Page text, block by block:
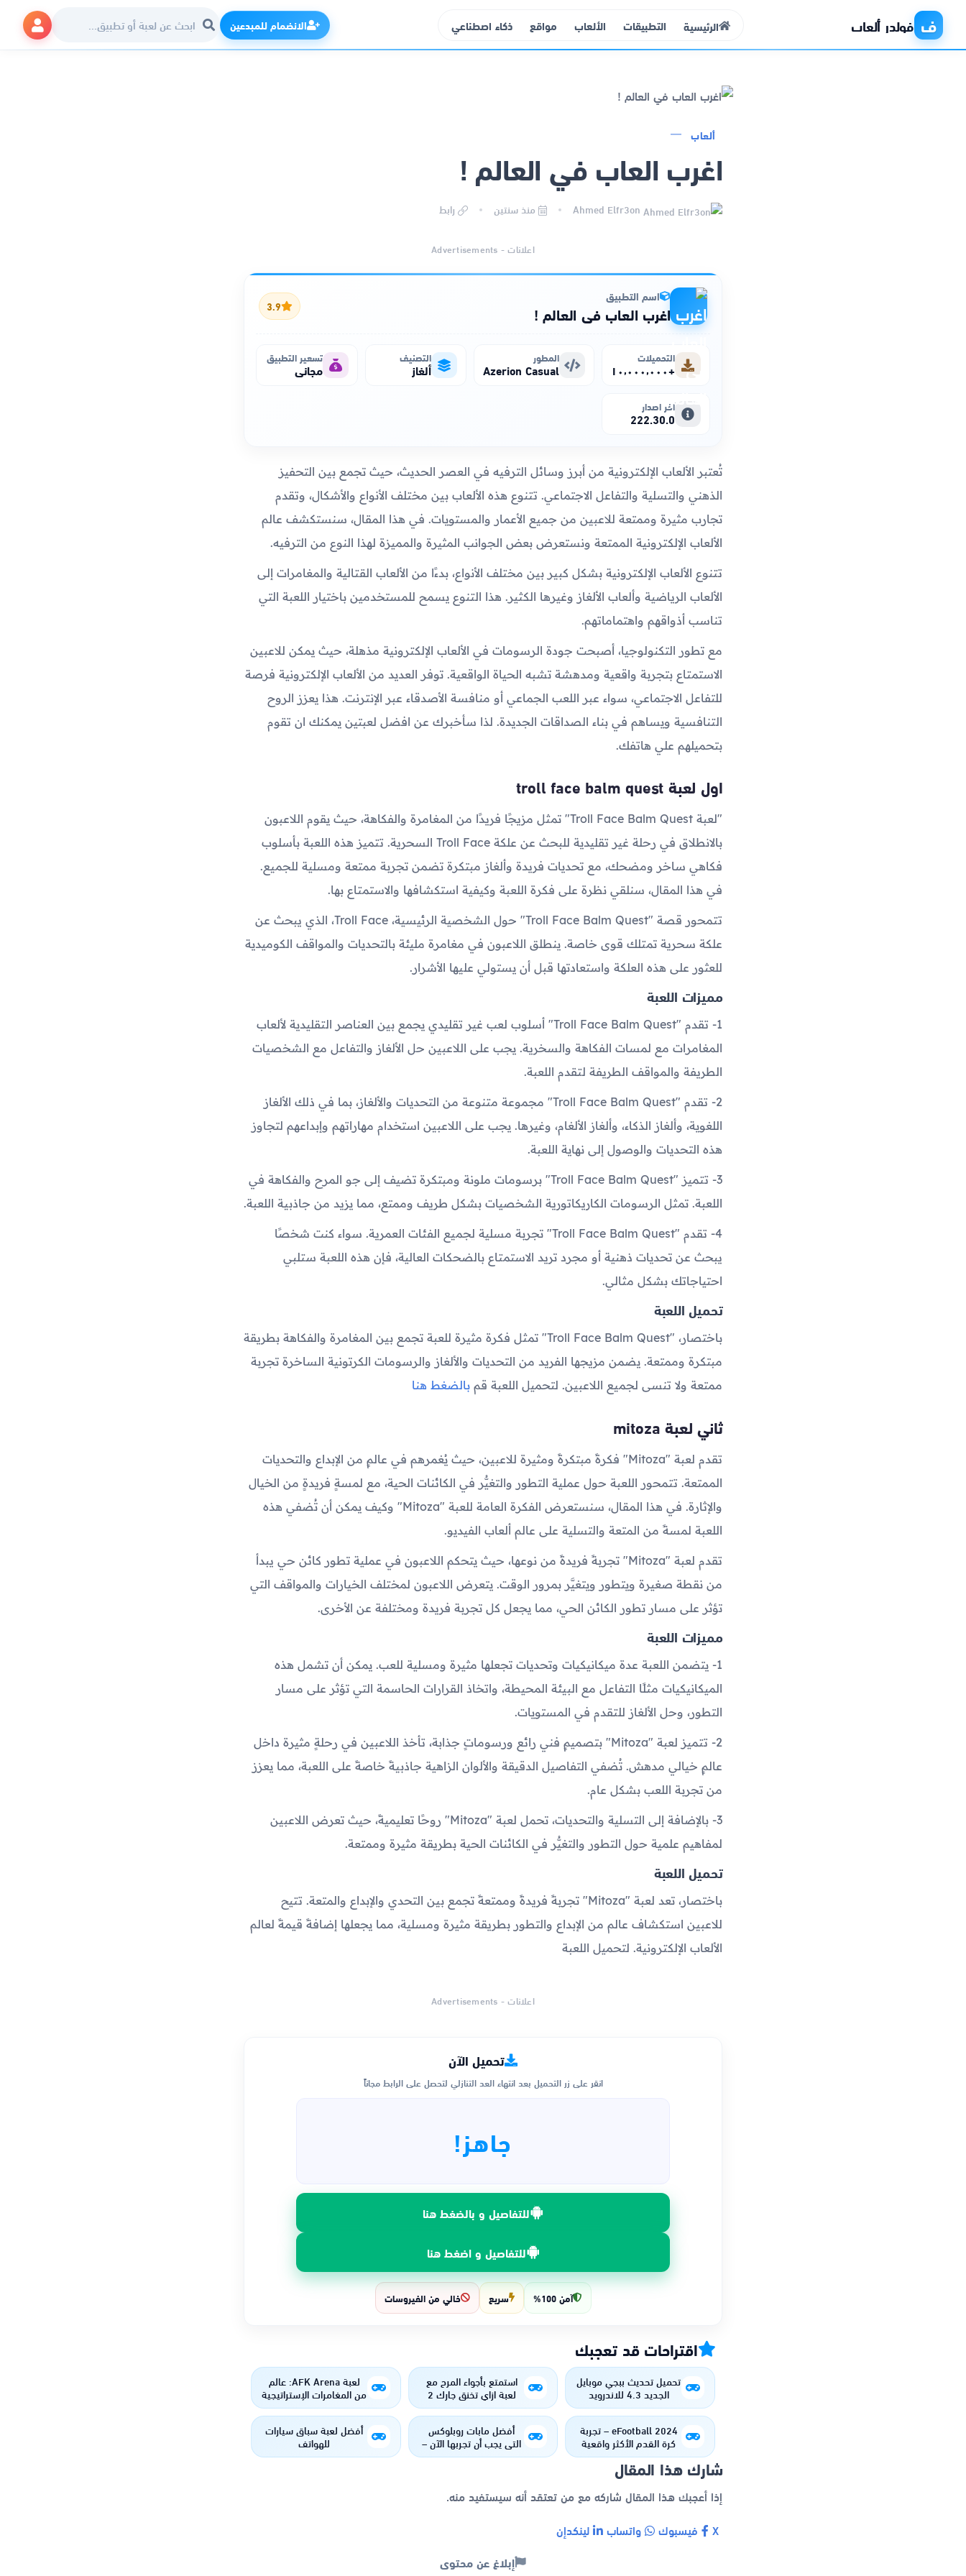
ف فولدر ألعاب الرئيسية التطبيقات الألعاب مواقع ذكاء اصطناعي الانضمام للمبدعين
ألعاب
اغرب العاب في العالم !
منذ سنتين رابط
اعلانات - Advertisements
اسم التطبيق
اغرب العاب في العالم ! 3.9
التحميلات
+١٠٬٠٠٠٬٠٠٠
المطور
Azerion Casual
التصنيف
ألغاز
تسعير التطبيق
مجاني
آخر اصدار
222.30.0
تُعتبر الألعاب الإلكترونية من أبرز وسائل الترفيه في العصر الحديث، حيث تجمع بين التحفيز
الذهني والتسلية والتفاعل الاجتماعي. تتنوع هذه الألعاب بين مختلف الأنواع والأشكال، وتقدم
تجارب مثيرة وممتعة للاعبين من جميع الأعمار والمستويات. في هذا المقال، سنستكشف عالم
الألعاب الإلكترونية الممتعة ونستعرض بعض الجوانب المثيرة والمميزة لهذا النوع من الترفيه.
تتنوع الألعاب الإلكترونية بشكل كبير بين مختلف الأنواع، بدءًا من الألعاب القتالية والمغامرات إلى
الألعاب الرياضية وألعاب الألغاز وغيرها الكثير. هذا التنوع يسمح للمستخدمين باختيار اللعبة التي
تناسب أذواقهم واهتماماتهم.
مع تطور التكنولوجيا، أصبحت جودة الرسومات في الألعاب الإلكترونية مذهلة، حيث يمكن للاعبين
الاستمتاع بتجربة واقعية ومدهشة تشبه الحياة الواقعية. توفر العديد من الألعاب الإلكترونية فرصة
للتفاعل الاجتماعي، سواء عبر اللعب الجماعي أو منافسة الأصدقاء عبر الإنترنت. هذا يعزز الروح
التنافسية ويساهم في بناء الصداقات الجديدة. لذا سأخبرك عن افضل لعبتين يمكنك ان تقوم
بتحميلهم علي هاتفك.
اول لعبة troll face balm quest
"لعبة Troll Face Balm Quest" تمثل مزيجًا فريدًا من المغامرة والفكاهة، حيث يقوم اللاعبون
بالانطلاق في رحلة غير تقليدية للبحث عن علكة Troll Face السحرية. تتميز هذه اللعبة بأسلوب
فكاهي ساخر ومضحك، مع تحديات فريدة وألغاز مبتكرة تضمن تجربة ممتعة ومسلية للجميع.
في هذا المقال، سنلقي نظرة على فكرة اللعبة وكيفية استكشافها والاستمتاع بها.
تتمحور قصة "Troll Face Balm Quest" حول الشخصية الرئيسية، Troll Face، الذي يبحث عن
علكة سحرية تمتلك قوى خاصة. ينطلق اللاعبون في مغامرة مليئة بالتحديات والمواقف الكوميدية
للعثور على هذه العلكة واستعادتها قبل أن يستولي عليها الأشرار.
مميزات اللعبة
1- تقدم "Troll Face Balm Quest" أسلوب لعب غير تقليدي يجمع بين العناصر التقليدية لألعاب
المغامرات مع لمسات الفكاهة والسخرية. يجب على اللاعبين حل الألغاز والتفاعل مع الشخصيات
الطريفة والمواقف الطريفة لتقدم اللعبة.
2- تقدم "Troll Face Balm Quest" مجموعة متنوعة من التحديات والألغاز، بما في ذلك الألغاز
اللغوية، وألغاز الذكاء، وألغاز الألغام، وغيرها. يجب على اللاعبين استخدام مهاراتهم وإبداعهم لتجاوز
هذه التحديات والوصول إلى نهاية اللعبة.
3- تتميز "Troll Face Balm Quest" برسومات ملونة ومبتكرة تضيف إلى جو المرح والفكاهة في
اللعبة. تمثل الرسومات الكاريكاتورية الشخصيات بشكل طريف وممتع، مما يزيد من جاذبية اللعبة.
4- تقدم "Troll Face Balm Quest" تجربة مسلية لجميع الفئات العمرية. سواء كنت شخصًا
يبحث عن تحديات ذهنية أو مجرد تريد الاستمتاع بالضحكات العالية، فإن هذه اللعبة ستلبي
احتياجاتك بشكل مثالي.
تحميل اللعبة
باختصار، "Troll Face Balm Quest" تمثل فكرة مثيرة للعبة تجمع بين المغامرة والفكاهة بطريقة
مبتكرة وممتعة. يضمن مزيجها الفريد من التحديات والألغاز والرسومات الكرتونية الساخرة تجربة
ممتعة ولا تنسى لجميع اللاعبين. لتحميل اللعبة قم بالضغط هنا
ثاني لعبة mitoza
تقدم لعبة "Mitoza" فكرةً مبتكرةً ومثيرة للاعبين، حيث يُغمرهم في عالمٍ من الإبداع والتحديات
الممتعة. تتمحور اللعبة حول عملية التطور والتغيُّر في الكائنات الحية، مع لمسةٍ فريدةٍ من الخيال
والإثارة. في هذا المقال، سنستعرض الفكرة العامة للعبة "Mitoza" وكيف يمكن أن تُضفي هذه
اللعبة لمسةً من المتعة والتسلية على عالم ألعاب الفيديو.
تقدم لعبة "Mitoza" تجربةً فريدةً من نوعها، حيث يتحكم اللاعبون في عملية تطور كائن حي يبدأ
من نقطة صغيرة ويتطور ويتغيَّر بمرور الوقت. يتعرض اللاعبون لمختلف الخيارات والمواقف التي
تؤثر على مسار تطور الكائن الحي، مما يجعل كل تجربة فريدة ومختلفة عن الأخرى.
مميزات اللعبة
1- يتضمن اللعبة عدة ميكانيكيات وتحديات تجعلها مثيرة ومسلية للعب. يمكن أن تشمل هذه
الميكانيكيات مثلًا التفاعل مع البيئة المحيطة، واتخاذ القرارات الحاسمة التي تؤثر على مسار
التطور، وحل الألغاز للتقدم في المستويات.
2- تتميز لعبة "Mitoza" بتصميمٍ فني رائع ورسوماتٍ جذابة، تأخذ اللاعبين في رحلةٍ مثيرة داخل
عالمٍ خيالي مدهش. تُضفي التفاصيل الدقيقة والألوان الزاهية جاذبيةً خاصةً على اللعبة، مما يعزز
من تجربة اللعب بشكل عام.
3- بالإضافة إلى التسلية والتحديات، تحمل لعبة "Mitoza" روحًا تعليميةً، حيث تعرض اللاعبين
لمفاهيم علمية حول التطور والتغيُّر في الكائنات الحية بطريقة مثيرة وممتعة.
تحميل اللعبة
باختصار، تعد لعبة "Mitoza" تجربةً فريدةً وممتعةً تجمع بين التحدي والإبداع والمتعة. تتيح
للاعبين استكشاف عالم من الإبداع والتطور بطريقة مثيرة ومسلية، مما يجعلها إضافةً قيمةً لعالم
الألعاب الإلكترونية. لتحميل اللعبة
اعلانات - Advertisements
تحميل الآن
انقر على زر التحميل بعد انتهاء العد التنازلي لتحصل على الرابط مجاناً
جاهز!
للتفاصيل و بالضغط هنا
للتفاصيل و اضغط هنا
آمن 100% سريع خالي من الفيروسات
اقتراحات قد تعجبك
تحميل تحديث ببجي موبايل
الجديد 4.3 للاندرويد
والايفون - اكتشف
المميزات الجديدة
استمتع بأجواء المرح مع
لعبة ازاي تخنق جارك 2
للأندرويد والآيفون
لعبة AFK Arena: عالم
من المغامرات الإستراتيجية
الممتعة
eFootball 2024 – تجربة
كرة القدم الأكثر واقعية
بين يديك!
أفضل مابات روبلوكس
التي يجب أن تجربها الآن –
مغامرات مذهلة بانتظارك!
أفضل لعبة سباق سيارات
للهواتف
شارك هذا المقال
إذا أعجبك هذا المقال شاركه مع من تعتقد أنه سيستفيد منه.
فيسبوك واتساب لينكدإن
إبلاغ عن محتوى